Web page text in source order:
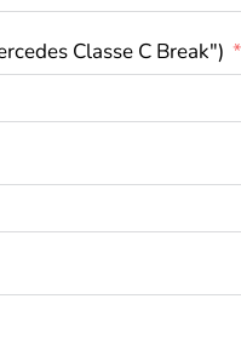
Classe C Break")